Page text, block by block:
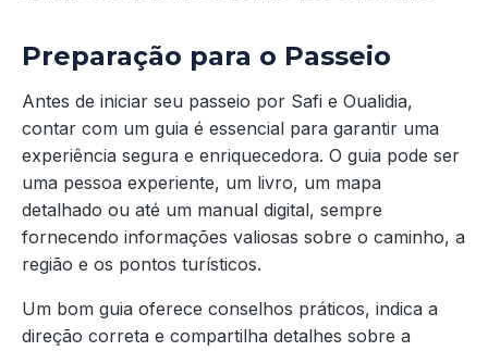
Preparação para o Passeio
Antes de iniciar seu passeio por Safi e Oualidia,
contar com um guia é essencial para garantir uma
experiência segura e enriquecedora. O guia pode ser
uma pessoa experiente, um livro, um mapa
detalhado ou até um manual digital, sempre
fornecendo informações valiosas sobre o caminho, a
região e os pontos turísticos.
Um bom guia oferece conselhos práticos, indica a
direção correta e compartilha detalhes sobre a